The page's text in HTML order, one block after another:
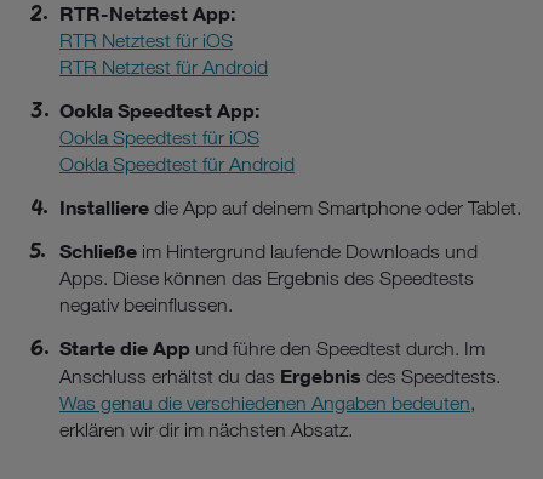
RTR-Netztest App:
RTR Netztest für iOS
RTR Netztest für Android
Ookla Speedtest App:
Ookla Speedtest für iOS
Ookla Speedtest für Android
Installiere die App auf deinem Smartphone oder Tablet.
Schließe im Hintergrund laufende Downloads und
Apps. Diese können das Ergebnis des Speedtests
negativ beeinflussen.
Starte die App und führe den Speedtest durch. Im
Anschluss erhältst du das Ergebnis des Speedtests.
Was genau die verschiedenen Angaben bedeuten,
erklären wir dir im nächsten Absatz.